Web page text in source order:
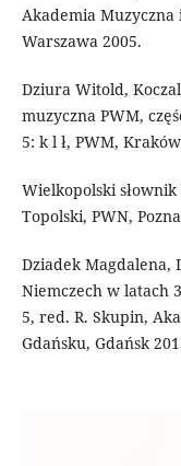
Akademia Muzyczna
Warszawa 2005.
Dziura Witold,
muzyczna PWM,
5: k l ł, PWM,
Wielkopolski
Topolski, PWN,
Dziadek Magdalena,
Niemczech w latach
5, red. R. Skupin,
Gdańsku, Gdańsk